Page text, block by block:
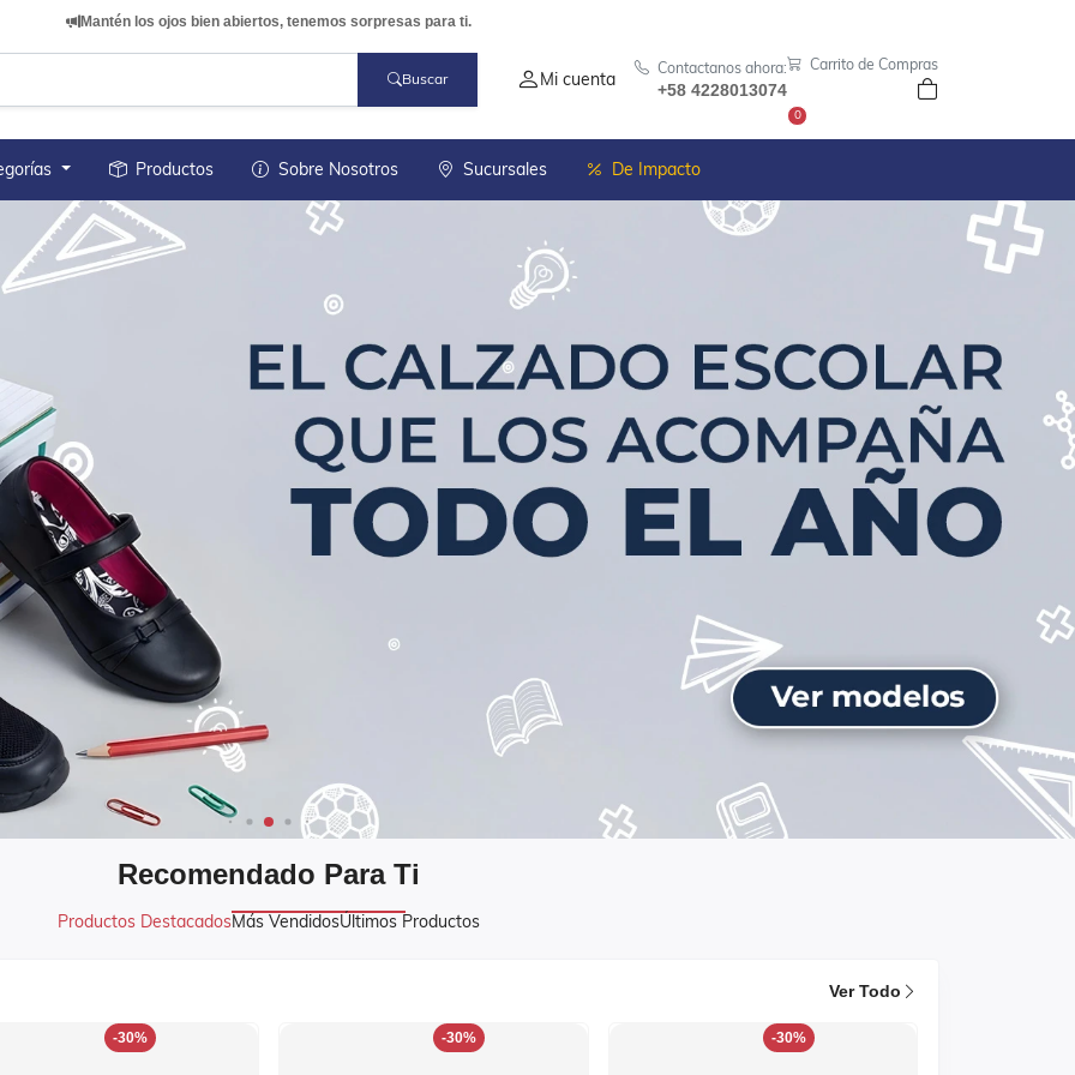
Mantén los ojos bien abiertos, tenemos sorpresas para ti.
Buscar Mi cuenta
Contactanos ahora:
+58 4228013074
Carrito de Compras
0
Productos Sobre Nosotros Sucursales De Impacto
Recomendado Para Ti
Productos DestacadosMás VendidosÚltimos Productos
Ver Todo
-30% -30% -30%